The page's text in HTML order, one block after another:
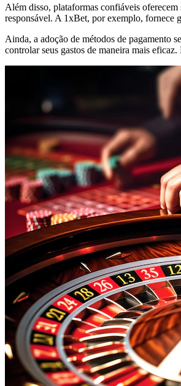
Além disso, plataformas confiáveis
responsável. A 1xBet, por exemplo, fornece
Ainda, a adoção de métodos de pagamento
controlar seus gastos de maneira mais